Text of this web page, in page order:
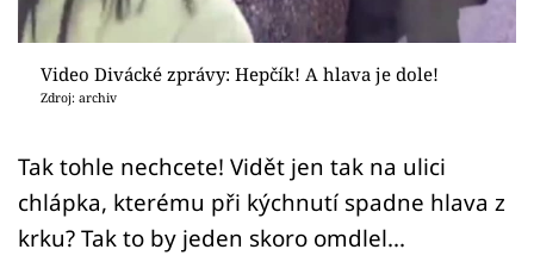
Sledujte prima+
Přihlášení
Sledujte nás
Video Divácké zprávy: Hepčík! A hlava je dole!
Zdroj: archiv
Tak tohle nechcete! Vidět jen tak na ulici
chlápka, kterému při kýchnutí spadne hlava z
krku? Tak to by jeden skoro omdlel...